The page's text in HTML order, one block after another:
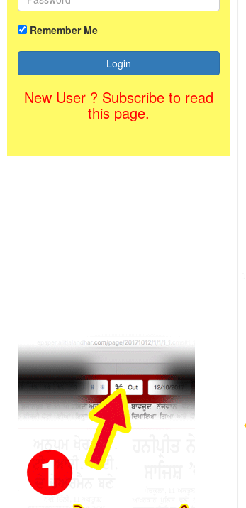
Remember Me
New User ? Subscribe to read
this page.